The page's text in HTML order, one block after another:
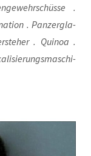
.
. Pan­zer­gla­
. Qui­noa .